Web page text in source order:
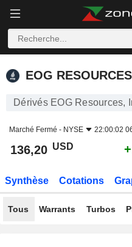
EOG RESOURCES, INC.
EOG
Dérivés EOG Resources,
Marché Fermé - NYSE 22:00:02
136,20 USD
Synthèse Cotations
Tous Warrants Turbos